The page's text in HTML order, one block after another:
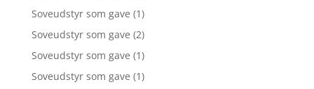
Soveudstyr som gave (1)
Soveudstyr som gave (2)
Soveudstyr som gave (1)
Soveudstyr som gave (1)